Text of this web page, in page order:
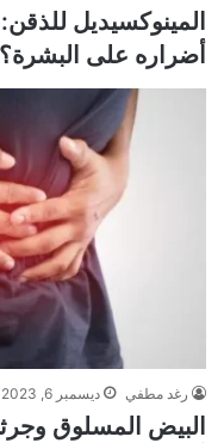
المينوكسيديل
أضراره على البشرة؟
رغد مطفي ديسمبر 6, 2023
البيض المسلوق